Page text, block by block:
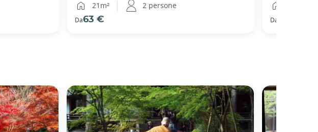
21m²
2 persone
Da63 € Da